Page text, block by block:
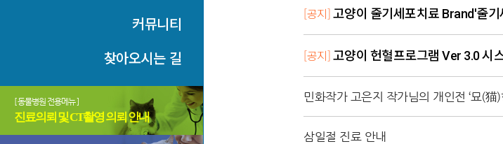
커뮤니티
찾아오시는 길
[ 동물병원 전용메뉴 ]
진료의뢰 및 CT촬영 의뢰 안내
[공지]고양이 줄기세포치료 Brand'줄
[공지]고양이 헌혈프로그램 Ver 3.0 시
민화작가 고은지 작가님의 개인전 ‘묘(猫
삼일절 진료 안내